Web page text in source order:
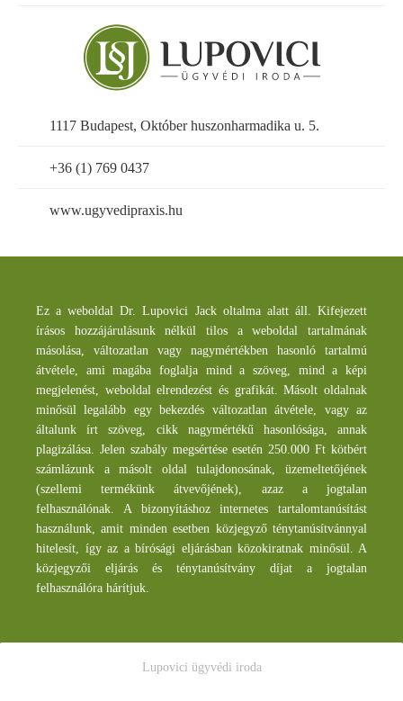
1117 Budapest, Október huszonharmadika u. 5.
+36 (1) 769 0437
www.ugyvedipraxis.hu
Ez a weboldal Dr. Lupovici Jack oltalma alatt áll. Kifejezett
írásos hozzájárulásunk nélkül tilos a weboldal tartalmának
másolása, változatlan vagy nagymértékben hasonló tartalmú
átvétele, ami magába foglalja mind a szöveg, mind a képi
megjelenést, weboldal elrendezést és grafikát. Másolt oldalnak
minősül legalább egy bekezdés változatlan átvétele, vagy az
általunk írt szöveg, cikk nagymértékű hasonlósága, annak
plagizálása. Jelen szabály megsértése esetén 250.000 Ft kötbért
számlázunk a másolt oldal tulajdonosának, üzemeltetőjének
(szellemi termékünk átvevőjének), azaz a jogtalan
felhasználónak. A bizonyításhoz internetes tartalomtanúsítást
használunk, amit minden esetben közjegyző ténytanúsítvánnyal
hitelesít, így az a bírósági eljárásban közokiratnak minősül. A
közjegyzői eljárás és ténytanúsítvány díjat a jogtalan
felhasználóra hárítjuk.
Lupovici ügyvédi iroda